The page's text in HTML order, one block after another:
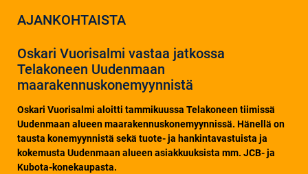
AJANKOHTAISTA
Oskari Vuorisalmi vastaa jatkossa
Telakoneen Uudenmaan
maarakennuskonemyynnistä
Oskari Vuorisalmi aloitti tammikuussa Telakoneen tiimissä
Uudenmaan alueen maarakennuskonemyynnissä. Hänellä on
tausta konemyynnistä sekä tuote- ja hankintavastuista ja
kokemusta Uudenmaan alueen asiakkuuksista mm. JCB- ja
Kubota-konekaupasta.